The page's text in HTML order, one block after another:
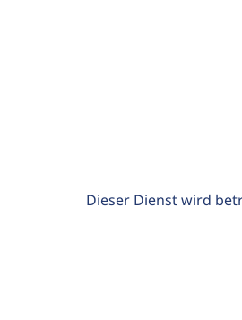
Dieser Dienst wird